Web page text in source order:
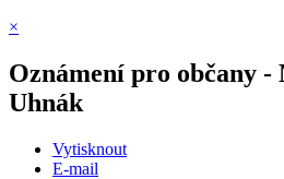
×
Oznámení pro občany
Uhnák
Vytisknout
E-mail